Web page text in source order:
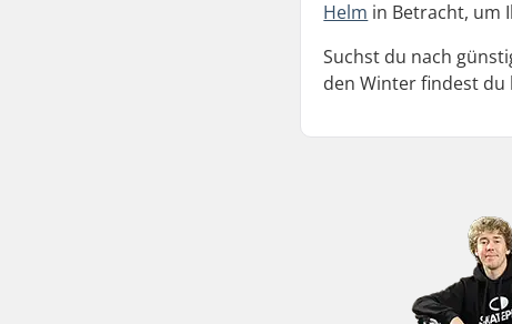
Helm in Betracht, um
Suchst du nach
den Winter findest du